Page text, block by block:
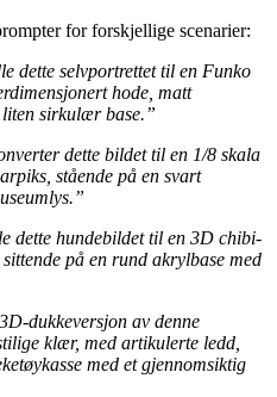
for forskjellige scenarier:
dette selvportrettet til en Funko
hode, matt
liten sirkulær base.”
dette bildet til en 1/8 skala
stående på en svart
dette hundebildet til en 3D chibi-
på en rund akrylbase med
dukkeversjon av denne
klær, med artikulerte ledd,
med et gjennomsiktig